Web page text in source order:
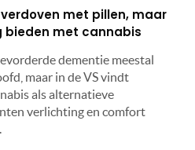
met pillen, maar
bieden met cannabis
dementie meestal
maar in de VS vindt
als alternatieve
verlichting en comfort